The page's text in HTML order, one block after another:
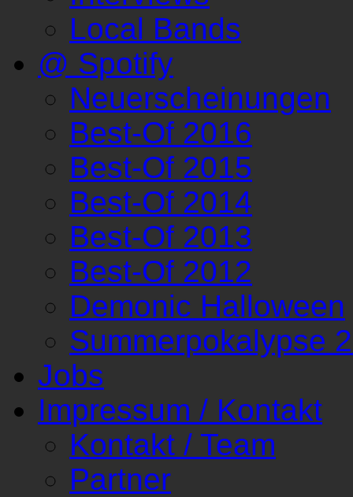
Local Bands
@ Spotify
Neuerscheinungen
Best-Of 2016
Best-Of 2015
Best-Of 2014
Best-Of 2013
Best-Of 2012
Demonic Halloween
Summerpokalypse
Jobs
Impressum / Kontakt
Kontakt / Team
Partner